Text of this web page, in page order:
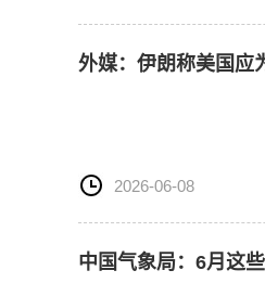
外媒：伊朗称美国应
2026-06-08
中国气象局：6月这